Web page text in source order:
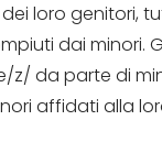
loro
dai
da parte di
affidati alla